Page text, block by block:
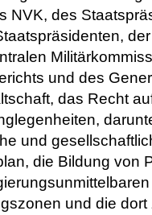
NVK, des
und des
das Recht
und
die Bildung von
und die